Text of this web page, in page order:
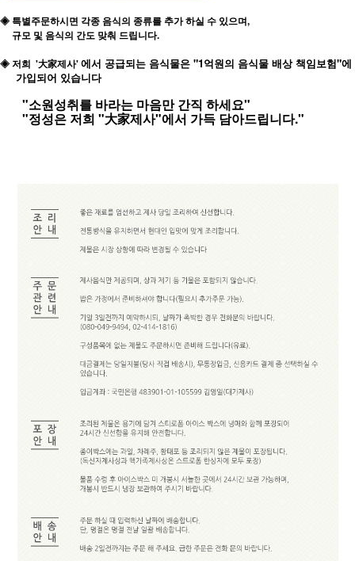
◈ 특별주문하시면 각종 음식의 종류를 추가 하실 수 있으며,
규모 및 음식의 간도 맞춰 드립니다.
◈ 저희 '大家제사'에서 공급되는 음식물은 "1억원의 음식물 배상 책임보험"에
가입되어 있습니다
"소원성취를 바라는 마음만 간직 하세요"
"정성은 저희 "大家제사"에서 가득 담아드립니다."